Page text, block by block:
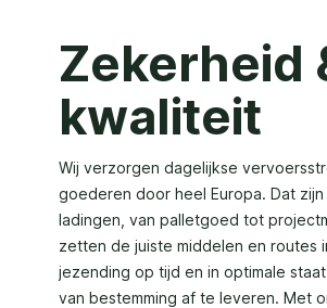
Zekerheid
kwaliteit
Wij verzorgen dagelijkse
goederen door heel Europa. Dat
ladingen, van palletgoed tot
zetten de juiste middelen en routes
jezending op tijd en in optimale
van bestemming af te leveren. Met